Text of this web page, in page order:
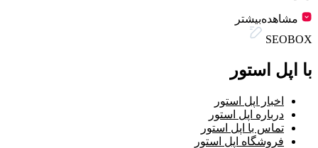
مشاهده‌بیشتر
SEOBOX
با اپل استور
اخبار اپل استور
درباره اپل استور
تماس با اپل استور
فروشگاه اپل استور